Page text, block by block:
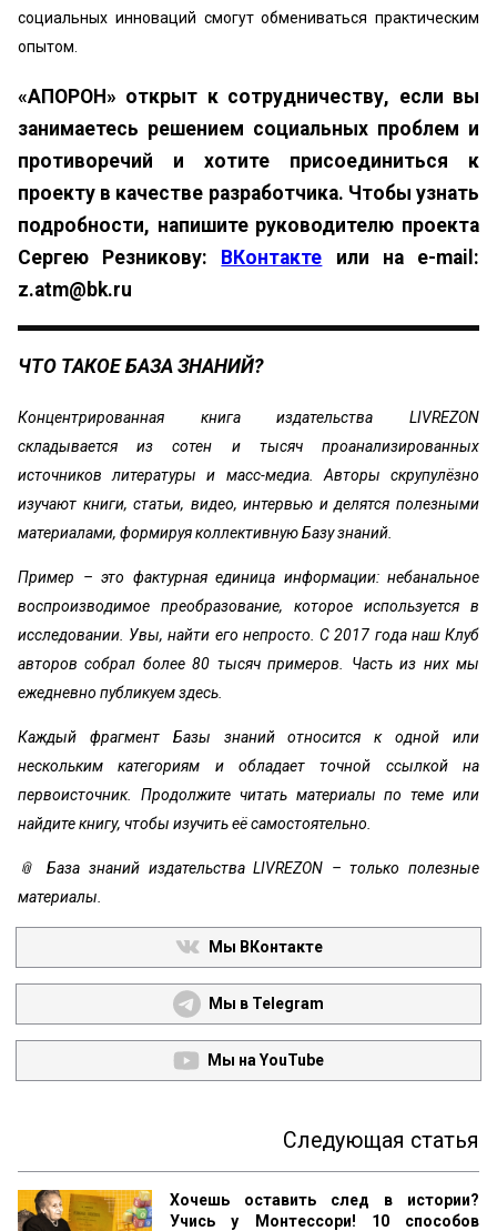
социальных инноваций смогут обмениваться практическим
опытом.
«АПОРОН» открыт к сотрудничеству, если вы
занимаетесь решением социальных проблем и
противоречий и хотите присоединиться к
проекту в качестве разработчика. Чтобы узнать
подробности, напишите руководителю проекта
Сергею Резникову: ВКонтакте или на e-mail:
z.atm@bk.ru
ЧТО ТАКОЕ БАЗА ЗНАНИЙ?
Концентрированная книга издательства LIVREZON
складывается из сотен и тысяч проанализированных
источников литературы и масс-медиа. Авторы скрупулёзно
изучают книги, статьи, видео, интервью и делятся полезными
материалами, формируя коллективную Базу знаний.
Пример – это фактурная единица информации: небанальное
воспроизводимое преобразование, которое используется в
исследовании. Увы, найти его непросто. С 2017 года наш Клуб
авторов собрал более 80 тысяч примеров. Часть из них мы
ежедневно публикуем здесь.
Каждый фрагмент Базы знаний относится к одной или
нескольким категориям и обладает точной ссылкой на
первоисточник. Продолжите читать материалы по теме или
найдите книгу, чтобы изучить её самостоятельно.
📎 База знаний издательства LIVREZON – только полезные
материалы.
Мы ВКонтакте
Мы в Telegram
Мы на YouTube
Следующая статья
Хочешь оставить след в истории?
Учись у Монтессори! 10 способов